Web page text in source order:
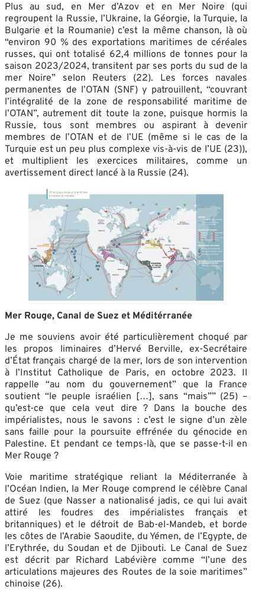
Plus au sud, en Mer d’Azov et en Mer Noire (qui
regroupent la Russie, l’Ukraine, la Géorgie, la Turquie, la
Bulgarie et la Roumanie) c’est la même chanson, là où
“environ 90 % des exportations maritimes de céréales
russes, qui ont totalisé 62,4 millions de tonnes pour la
saison 2023/2024, transitent par ses ports du sud de la
mer Noire” selon Reuters (22). Les forces navales
permanentes de l’OTAN (SNF) y patrouillent, “couvrant
l’intégralité de la zone de responsabilité maritime de
l’OTAN”, autrement dit toute la zone, puisque hormis la
Russie, tous sont membres ou aspirant à devenir
membres de l’OTAN et de l’UE (même si le cas de la
Turquie est un peu plus complexe vis-à-vis de l’UE (23)),
et multiplient les exercices militaires, comme un
avertissement direct lancé à la Russie (24).
Mer Rouge, Canal de Suez et Méditérranée
Je me souviens avoir été particulièrement choqué par
les propos liminaires d’Hervé Berville, ex-Secrétaire
d’État français chargé de la mer, lors de son intervention
à l’Institut Catholique de Paris, en octobre 2023. Il
rappelle “au nom du gouvernement” que la France
soutient “le peuple israélien […], sans “mais”” (25) –
qu’est-ce que cela veut dire ? Dans la bouche des
impérialistes, nous le savons : c’est le signe d’un zèle
sans faille pour la poursuite effrénée du génocide en
Palestine. Et pendant ce temps-là, que se passe-t-il en
Mer Rouge ?
Voie maritime stratégique reliant la Méditerranée à
l’Océan Indien, la Mer Rouge comprend le célèbre Canal
de Suez (que Nasser a nationalisé jadis, ce qui lui avait
attiré les foudres des impérialistes français et
britanniques) et le détroit de Bab-el-Mandeb, et borde
les côtes de l’Arabie Saoudite, du Yémen, de l’Egypte, de
l’Erythrée, du Soudan et de Djibouti. Le Canal de Suez
est décrit par Richard Labévière comme “l’une des
articulations majeures des Routes de la soie maritimes”
chinoise (26).